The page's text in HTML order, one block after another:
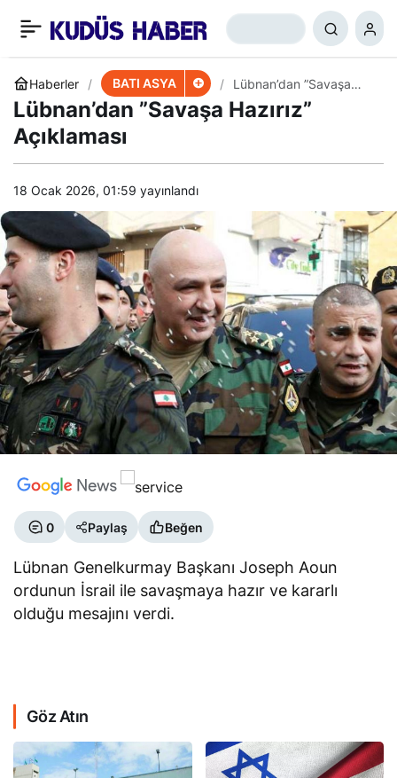
Haberler BATI ASYA
Lübnan’dan ”Savaşa
Hazırız” Açıklaması
Lübnan’dan ”Savaşa Hazırız”
Açıklaması
18 Ocak 2026, 01:59 yayınlandı
0 Paylaş Beğen
Lübnan Genelkurmay Başkanı Joseph Aoun
ordunun İsrail ile savaşmaya hazır ve kararlı
olduğu mesajını verdi.
Göz Atın
ABD’den İran’a Yeni
Yaptırımlar
+ 0 Paylaş